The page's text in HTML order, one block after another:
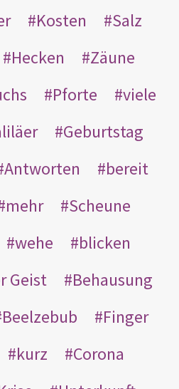
Kosten
Salz
Hecken
Zäune
Pforte
viele
Geburtstag
Antworten
bereit
mehr
Scheune
wehe
blicken
Geist
Behausung
Beelzebub
Finger
kurz
Corona